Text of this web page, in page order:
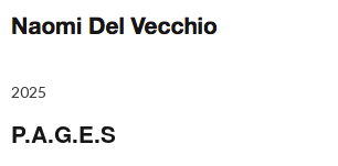
2025
P.A.G.E.S